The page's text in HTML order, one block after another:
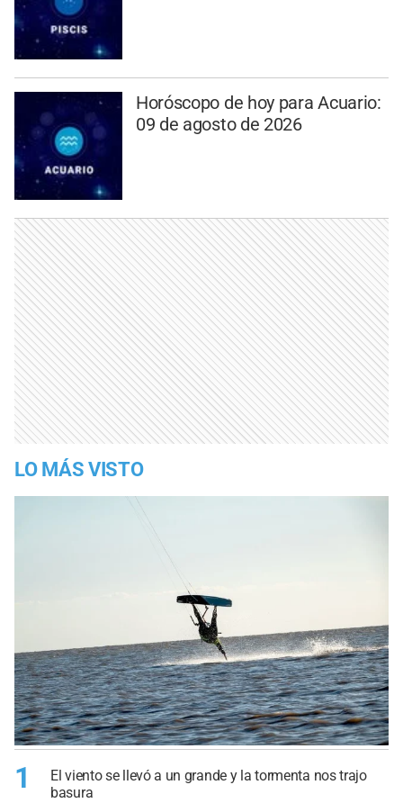
Horóscopo de hoy para Acuario:
09 de agosto de 2026
LO MÁS VISTO
1
El viento se llevó a un grande y la tormenta nos trajo
basura